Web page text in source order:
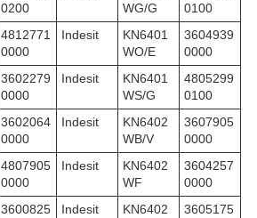
0200
WG/G
0100
4812771
0000
Indesit
KN6401
WO/E
3604939
0000
3602279
0000
Indesit
KN6401
WS/G
4805299
0100
3602064
0000
Indesit
KN6402
WB/V
3607905
0000
4807905
0000
Indesit
KN6402
WF
3604257
0000
3600825
Indesit
KN6402
3605175